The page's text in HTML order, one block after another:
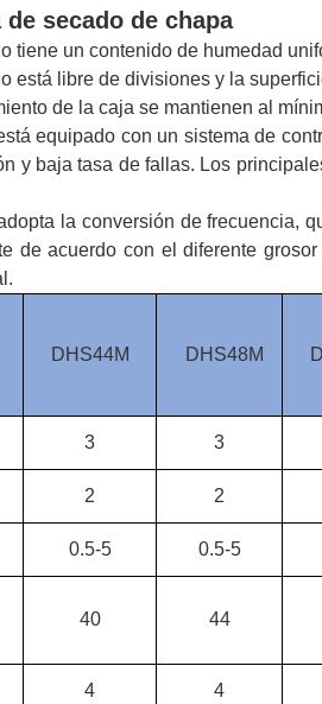
secado de chapa
tiene un contenido de humedad
está libre de divisiones y la
de la caja se mantienen al
equipado con un sistema de
y baja tasa de fallas. Los
la conversión de frecuencia,
de acuerdo con el diferente
DHS44M DHS48M
3 3
2 2
0.5-5 0.5-5
40
44
4 4